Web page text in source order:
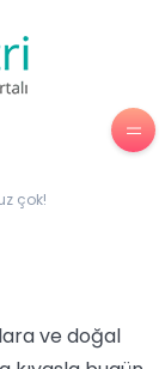
çok!
ve doğal